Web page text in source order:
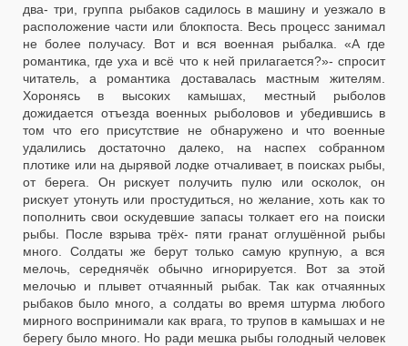
два- три, группа рыбаков садилось в машину и уезжало в
расположение части или блокпоста. Весь процесс занимал
не более получасу. Вот и вся военная рыбалка. «А где
романтика, где уха и всё что к ней прилагается?»- спросит
читатель, а романтика доставалась мастным жителям.
Хоронясь в высоких камышах, местный рыболов
дожидается отъезда военных рыболовов и убедившись в
том что его присутствие не обнаружено и что военные
удалились достаточно далеко, на наспех собранном
плотике или на дырявой лодке отчаливает, в поисках рыбы,
от берега. Он рискует получить пулю или осколок, он
рискует утонуть или простудиться, но желание, хоть как то
пополнить свои оскудевшие запасы толкает его на поиски
рыбы. После взрыва трёх- пяти гранат оглушённой рыбы
много. Солдаты же берут только самую крупную, а вся
мелочь, середнячёк обычно игнорируется. Вот за этой
мелочью и плывет отчаянный рыбак. Так как отчаянных
рыбаков было много, а солдаты во время штурма любого
мирного воспринимали как врага, то трупов в камышах и не
берегу было много. Но ради мешка рыбы голодный человек